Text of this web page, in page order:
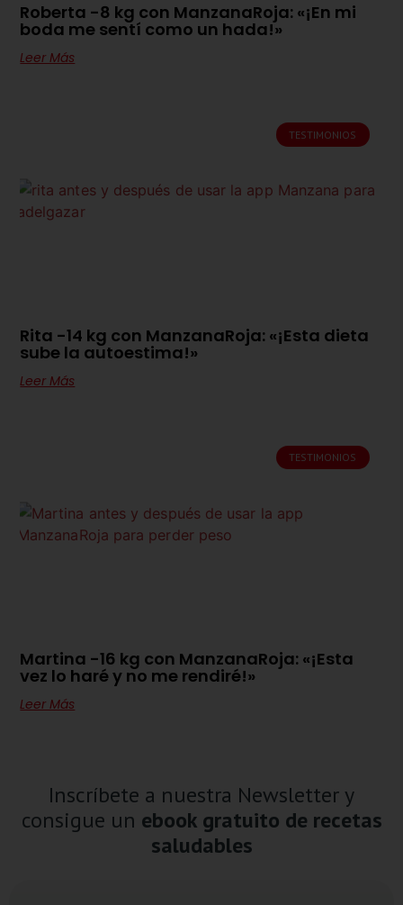
Roberta -8 kg con ManzanaRoja: «¡En mi
boda me sentí como un hada!»
Leer Más
TESTIMONIOS
Rita -14 kg con ManzanaRoja: «¡Esta dieta
sube la autoestima!»
Leer Más
TESTIMONIOS
Martina -16 kg con ManzanaRoja: «¡Esta
vez lo haré y no me rendiré!»
Leer Más
Inscríbete a nuestra Newsletter y
consigue un ebook gratuito de recetas
saludables